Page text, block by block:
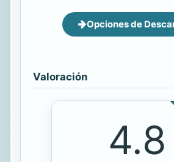
Opciones de
Valoración
4.8